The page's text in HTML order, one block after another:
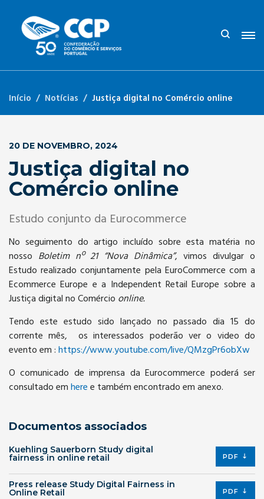
Início Notícias Justiça digital no Comércio online
20 DE NOVEMBRO, 2024
Justiça digital no
Comércio online
Estudo conjunto da Eurocommerce
No seguimento do artigo incluído sobre esta matéria no
nosso Boletim nº 21 “Nova Dinâmica”, vimos divulgar o
Estudo realizado conjuntamente pela EuroCommerce com a
Ecommerce Europe e a Independent Retail Europe sobre a
Justiça digital no Comércio online.
Tendo este estudo sido lançado no passado dia 15 do
corrente mês, os interessados poderão ver o video do
evento em :https://www.youtube.com/live/QMzgPr6obXw
O comunicado de imprensa da Eurocommerce poderá ser
consultado emheree também encontrado em anexo.
Documentos associados
Kuehling Sauerborn Study digital
fairness in online retail PDF
Press release Study Digital Fairness in
Online Retail PDF